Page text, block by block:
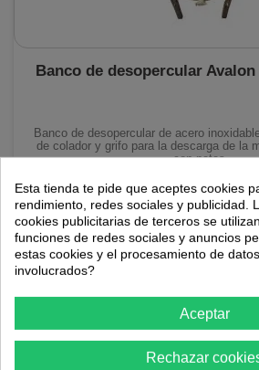
Banco de desopercular
Banco de desopercular de acero
de colador y grifo para la descarga de la
con patas...
434,97 €
AÑADIR AL
Esta tienda te pide que aceptes cookies
rendimiento, redes sociales y publicidad.
cookies publicitarias de terceros se
funciones de redes sociales y anuncios
estas cookies y el procesamiento de
involucrados?
Aceptar
Rechazar